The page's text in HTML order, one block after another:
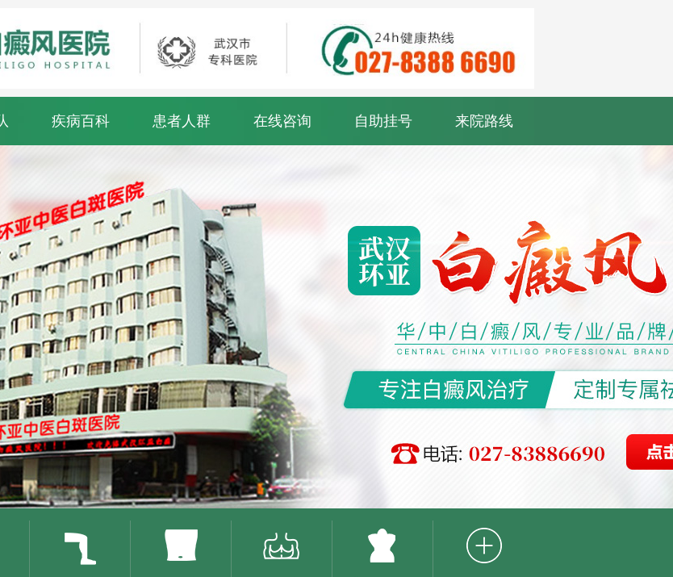
疾病百科 患者人群 在线咨询 自助挂号 来院路线